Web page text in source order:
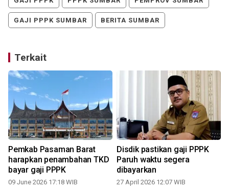
GAJI PPPK SUMBAR BERITA SUMBAR
Terkait
Pemkab Pasaman Barat
harapkan penambahan TKD
bayar gaji PPPK
09 June 2026 17:18 WIB
Disdik pastikan gaji PPPK
Paruh waktu segera
dibayarkan
27 April 2026 12:07 WIB